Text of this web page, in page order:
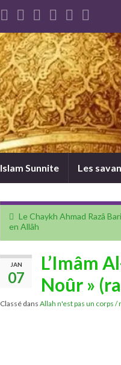
Islam Sunnite Les
Le Chaykh Ahmad Razâ
en Allâh
JAN
07
L’Imâm
Noûr »
Classé dans Allah n'est pas un corps /